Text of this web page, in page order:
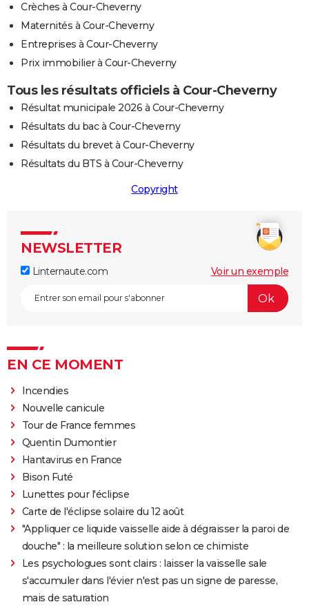
Crèches à Cour-Cheverny
Maternités à Cour-Cheverny
Entreprises à Cour-Cheverny
Prix immobilier à Cour-Cheverny
Tous les résultats officiels à Cour-Cheverny
Résultat municipale 2026 à Cour-Cheverny
Résultats du bac à Cour-Cheverny
Résultats du brevet à Cour-Cheverny
Résultats du BTS à Cour-Cheverny
Copyright
NEWSLETTER
Linternaute.com Voir un exemple
EN CE MOMENT
Incendies
Nouvelle canicule
Tour de France femmes
Quentin Dumontier
Hantavirus en France
Bison Futé
Lunettes pour l'éclipse
Carte de l'éclipse solaire du 12 août
"Appliquer ce liquide vaisselle aide à dégraisser la paroi de
douche" : la meilleure solution selon ce chimiste
Les psychologues sont clairs : laisser la vaisselle sale
s'accumuler dans l'évier n'est pas un signe de paresse,
mais de saturation